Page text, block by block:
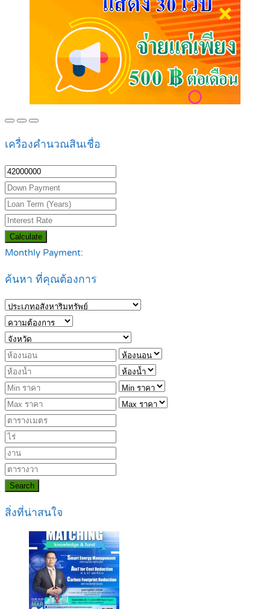
เครื่องคำนวณสินเชื่อ
Calculate
Monthly Payment:
ค้นหา ที่คุณต้องการ
Search
สิ่งที่น่าสนใจ